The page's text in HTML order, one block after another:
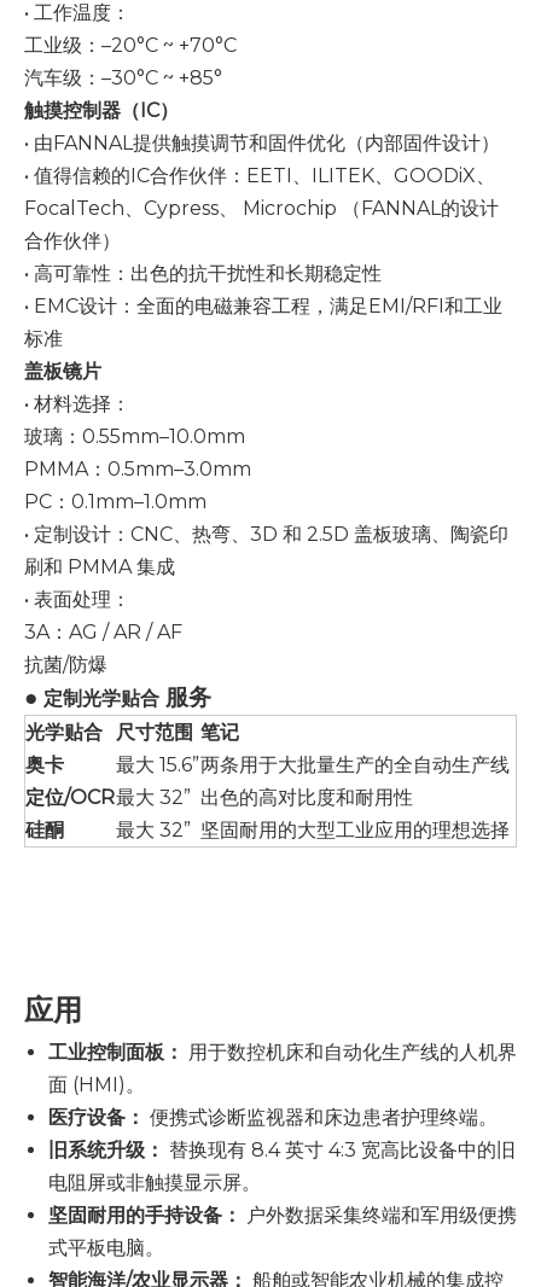
• 工作温度：
工业级：–20°C ~ +70°C
汽车级：–30°C ~ +85°
触摸控制器（IC）
• 由FANNAL提供触摸调节和固件优化（内部固件设计）
• 值得信赖的IC合作伙伴：EETI、ILITEK、GOODiX、
FocalTech、Cypress、 Microchip
（FANNAL的设计
合作伙伴）
• 高可靠性：出色的抗干扰性和长期稳定性
• EMC设计：全面的电磁兼容工程，满足EMI/RFI和工业
标准
盖板镜片
• 材料选择：
玻璃：0.55mm–10.0mm
PMMA：0.5mm–3.0mm
PC：0.1mm–1.0mm
• 定制设计：CNC、热弯、3D 和 2.5D 盖板玻璃、陶瓷印
刷和 PMMA 集成
• 表面处理：
3A：AG / AR / AF
抗菌/防爆
● 定制光学贴合 服务
光学贴合 尺寸范围 笔记
奥卡
最大 15.6”两条用于大批量生产的全自动生产线
定位/OCR最大 32” 出色的高对比度和耐用性
硅酮
最大 32” 坚固耐用的大型工业应用的理想选择
应用
工业控制面板： 用于数控机床和自动化生产线的人机界
面 (HMI)。
医疗设备： 便携式诊断监视器和床边患者护理终端。
旧系统升级： 替换现有 8.4 英寸 4:3 宽高比设备中的旧
电阻屏或非触摸显示屏。
坚固耐用的手持设备：
户外数据采集终端和军用级便携
式平板电脑。
智能海洋/农业显示器： 船舶或智能农业机械的集成控